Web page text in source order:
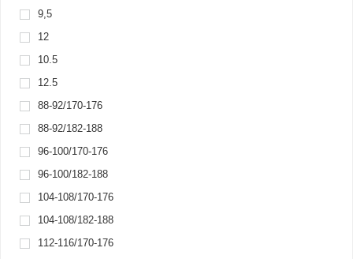
9,5
12
10.5
12.5
88-92/170-176
88-92/182-188
96-100/170-176
96-100/182-188
104-108/170-176
104-108/182-188
112-116/170-176